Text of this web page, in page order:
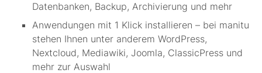
Datenbanken, Backup, Archivierung und mehr
Anwendungen mit 1 Klick installieren – bei manitu
stehen Ihnen unter anderem WordPress,
Nextcloud, Mediawiki, Joomla, ClassicPress und
mehr zur Auswahl